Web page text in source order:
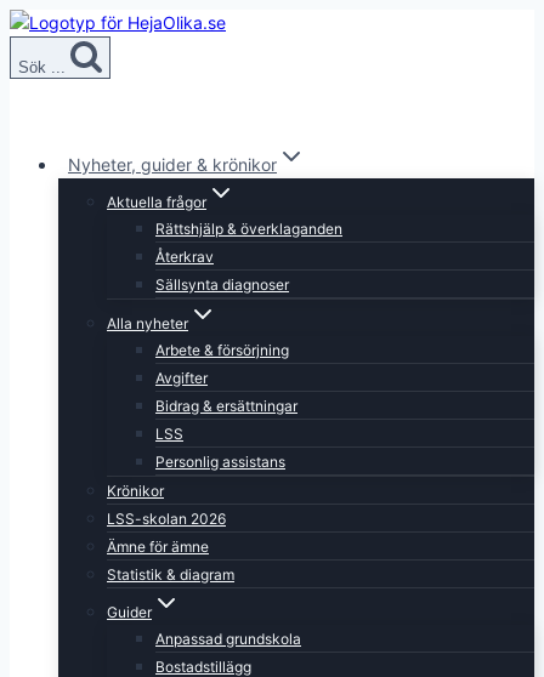
Skip
content
Sök ...
Nyheter, guider & krönikor
Aktuella frågor
Rättshjälp & överklaganden
Återkrav
Sällsynta diagnoser
Alla nyheter
Arbete & försörjning
Avgifter
Bidrag & ersättningar
LSS
Personlig assistans
Krönikor
LSS-skolan 2026
Ämne för ämne
Statistik & diagram
Guider
Anpassad grundskola
Bostadstillägg